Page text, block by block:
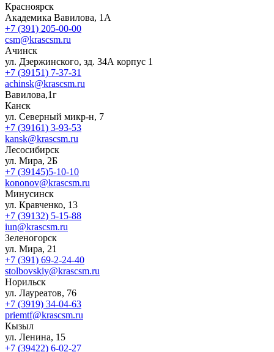
Красноярск
Академика Вавилова, 1А
+7 (391) 205-00-00
csm@krascsm.ru
Ачинск
ул. Дзержинского, зд. 34А корпус 1
+7 (39151) 7-37-31
achinsk@krascsm.ru
Вавилова,1г
Канск
ул. Северный микр-н, 7
+7 (39161) 3-93-53
kansk@krascsm.ru
Лесосибирск
ул. Мира, 2Б
+7 (39145)5-10-10
kononov@krascsm.ru
Минусинск
ул. Кравченко, 13
+7 (39132) 5-15-88
iun@krascsm.ru
Зеленогорск
ул. Мира, 21
+7 (391) 69-2-24-40
stolbovskiy@krascsm.ru
Норильск
ул. Лауреатов, 76
+7 (3919) 34-04-63
priemtf@krascsm.ru
Кызыл
ул. Ленина, 15
+7 (39422) 6-02-27